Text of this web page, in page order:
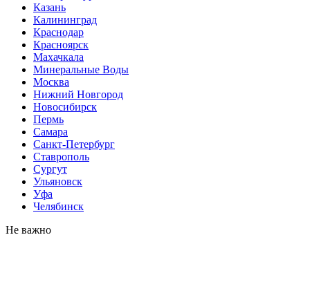
Казань
Калининград
Краснодар
Красноярск
Махачкала
Минеральные Воды
Москва
Нижний Новгород
Новосибирск
Пермь
Самара
Санкт-Петербург
Ставрополь
Сургут
Ульяновск
Уфа
Челябинск
Не важно